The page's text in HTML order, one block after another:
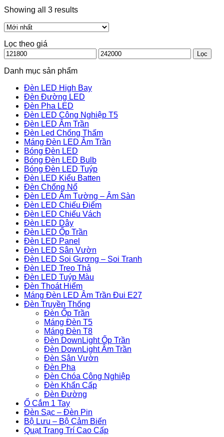
Showing all 3 results
Lọc theo giá
Giá
thấp
nhất
Giá
cao
Lọc
Danh mục sản phẩm
Đèn LED High Bay
Đèn Đường LED
Đèn Pha LED
Đèn LED Công Nghiệp T5
Đèn LED Âm Trần
Đèn Led Chống Thấm
Máng Đèn LED Âm Trần
Bóng Đèn LED
Bóng Đèn LED Bulb
Bóng Đèn LED Tuýp
Đèn LED Kiểu Batten
Đèn Chống Nổ
Đèn LED Âm Tường – Âm Sàn
Đèn LED Chiếu Điểm
Đèn LED Chiếu Vách
Đèn LED Dây
Đèn LED Ốp Trần
Đèn LED Panel
Đèn LED Sân Vườn
Đèn LED Soi Gương – Soi Tranh
Đèn LED Treo Thả
Đèn LED Tuýp Màu
Đèn Thoát Hiểm
Máng Đèn LED Âm Trần Đui E27
Đèn Truyền Thống
Đèn Ốp Trần
Máng Đèn T5
Máng Đèn T8
Đèn DownLight Ốp Trần
Đèn DownLight Âm Trần
Đèn Sân Vườn
Đèn Pha
Đèn Chóa Công Nghiệp
Đèn Khẩn Cấp
Đèn Đường
Ổ Cắm 1 Tay
Đèn Sạc – Đèn Pin
Bộ Lưu – Bộ Cảm Biến
Quạt Trang Trí Cao Cấp